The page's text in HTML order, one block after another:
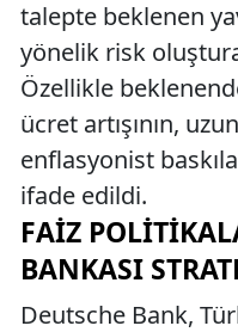
talepte beklenen
yönelik risk
Özellikle
ücret artışının,
enflasyonist
ifade edildi.
FAIZ
BANKASI
Deutsche Bank,